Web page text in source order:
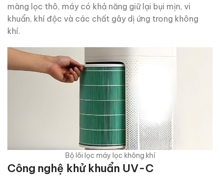
màng lọc thô, máy có khả năng giữ lại bụi mịn, vi
khuẩn, khí độc và các chất gây dị ứng trong không
khí.
Bộ lõi lọc máy lọc không khí
Công nghệ khử khuẩn UV-C